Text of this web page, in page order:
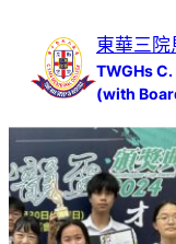
內
容
東華三
TWGHs
(with